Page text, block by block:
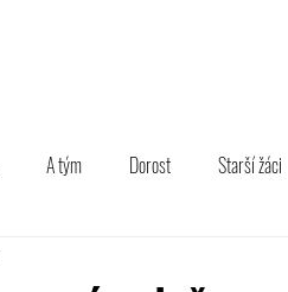
A tým Dorost Starší žáci